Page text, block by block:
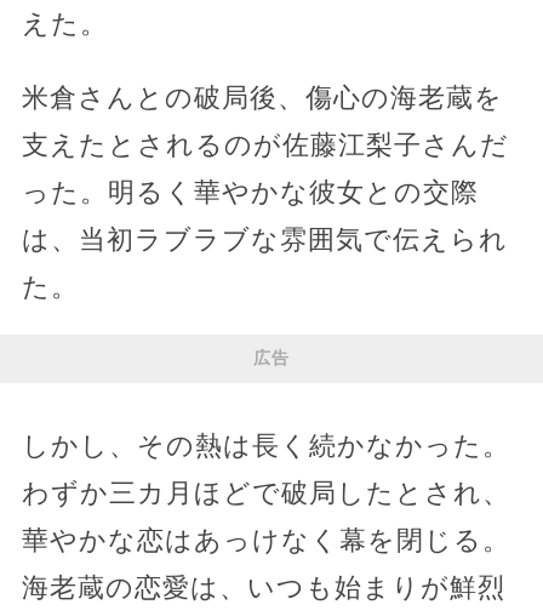
えた。
米倉さんとの破局後、傷心の海老蔵を
支えたとされるのが佐藤江梨子さんだ
った。明るく華やかな彼女との交際
は、当初ラブラブな雰囲気で伝えられ
た。
広告
しかし、その熱は長く続かなかった。
わずか三カ月ほどで破局したとされ、
華やかな恋はあっけなく幕を閉じる。
海老蔵の恋愛は、いつも始まりが鮮烈